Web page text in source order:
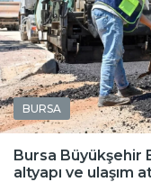
BURSA
Bursa Büyükşehir
altyapı ve ulaşım